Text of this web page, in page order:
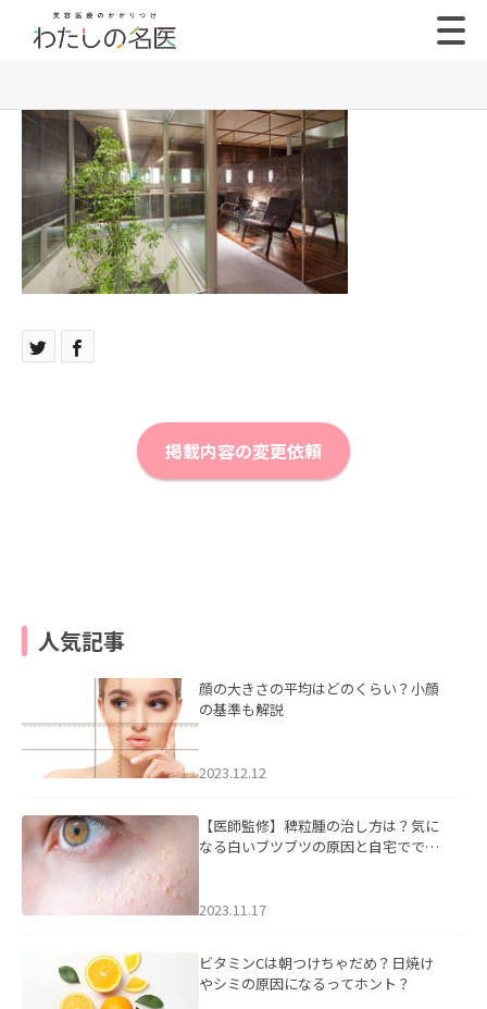
掲載内容の変更依頼
人気記事
顔の大きさの平均はどのくらい？小顔
の基準も解説
2023.12.12
【医師監修】稗粒腫の治し方は？気に
なる白いブツブツの原因と自宅ででき
2023.11.17
ビタミンCは朝つけちゃだめ？日焼け
やシミの原因になるってホント？